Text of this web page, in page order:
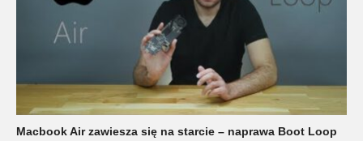
Macbook Air zawiesza się na starcie – naprawa Boot Loop